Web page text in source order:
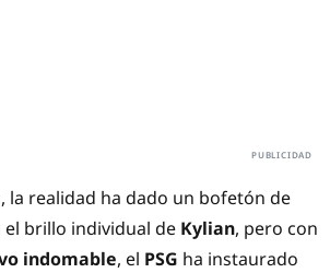
la realidad ha dado un bofetón de
brillo individual de Kylian, pero con
indomable, el PSG ha instaurado